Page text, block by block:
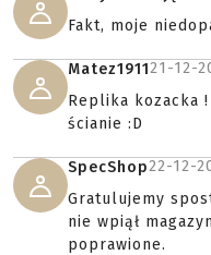
Fakt, moje
Matez191121-12-
Replika kozacka
ścianie :D
SpecShop22-12-
Gratulujemy
nie wpiął
poprawione.